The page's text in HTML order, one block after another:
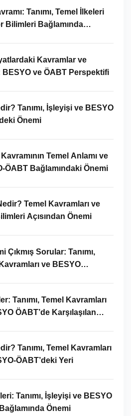
Tanımı, Temel İlkeleri
Bilimleri Bağlamında
Kavramlar ve
BESYO ve ÖABT Perspektifi
Tanımı, İşleyişi ve BESYO
Önemi
Temel Anlamı ve
ÖABT Bağlamındaki Önemi
Temel Kavramları ve
Açısından Önemi
Çıkmış Sorular: Tanımı,
ve BESYO
Tanımı, Temel Kavramları
ÖABT’de Karşılaşılan
Tanımı, Temel Kavramları
ÖABT’deki Yeri
Tanımı, İşleyişi ve BESYO
Önemi